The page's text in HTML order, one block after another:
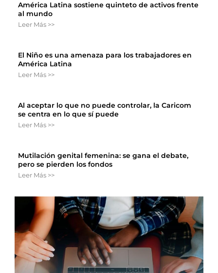
América Latina sostiene quinteto de activos frente
al mundo
Leer Más >>
El Niño es una amenaza para los trabajadores en
América Latina
Leer Más >>
Al aceptar lo que no puede controlar, la Caricom
se centra en lo que sí puede
Leer Más >>
Mutilación genital femenina: se gana el debate,
pero se pierden los fondos
Leer Más >>